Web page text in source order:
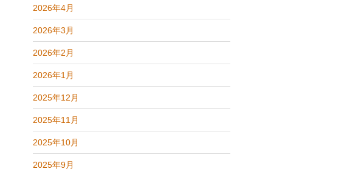
2026年4月
2026年3月
2026年2月
2026年1月
2025年12月
2025年11月
2025年10月
2025年9月